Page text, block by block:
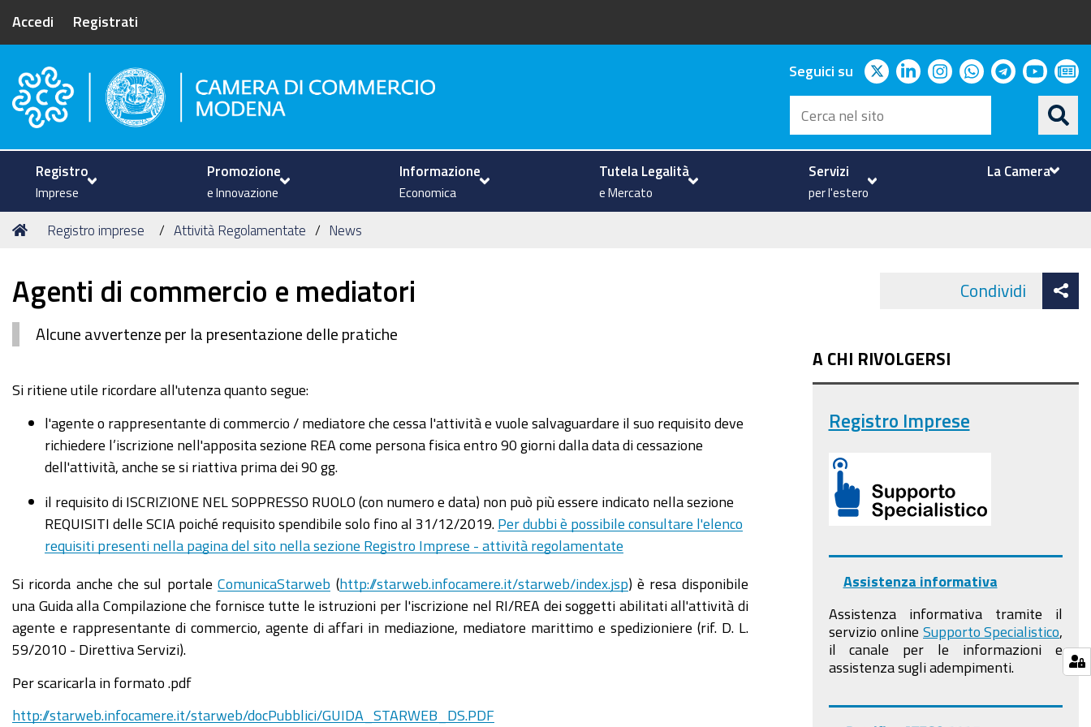
Accedi Registrati
Camera di Commercio di Modena
Seguici su twitterlinkedininstagram
whatsapp
telegram
Cerca
nel
sito
Registro
Imprese
Promozione
e Innovazione
Informazione
Economica
Tutela Legalità
e Mercato
Servizi
per l'estero
La Camera
Tu
Home
Registro imprese Attività Regolamentate News
Agenti di commercio e mediatori
Alcune avvertenze per la presentazione delle pratiche
Si ritiene utile ricordare all'utenza quanto segue:
l'agente o rappresentante di commercio / mediatore che cessa l'attività e vuole salvaguardare il suo requisito deve
richiedere l’iscrizione nell'apposita sezione REA come persona fisica entro 90 giorni dalla data di cessazione
dell'attività, anche se si riattiva prima dei 90 gg.
il requisito di ISCRIZIONE NEL SOPPRESSO RUOLO (con numero e data) non può più essere indicato nella sezione
REQUISITI delle SCIA poiché requisito spendibile solo fino al 31/12/2019. Per dubbi è possibile consultare l'elenco
requisiti presenti nella pagina del sito nella sezione Registro Imprese - attività regolamentate
Si ricorda anche che sul portaleComunicaStarweb (http://starweb.infocamere.it/starweb/index.jsp) è resa disponibile
una Guida alla Compilazione che fornisce tutte le istruzioni per l'iscrizione nel RI/REA dei soggetti abilitati all'attività di
agente e rappresentante di commercio, agente di affari in mediazione, mediatore marittimo e spedizioniere (rif. D. L.
59/2010 - Direttiva Servizi).
Per scaricarla in formato .pdf
http://starweb.infocamere.it/starweb/docPubblici/GUIDA_STARWEB_DS.PDF
Condividi
A CHI RIVOLGERSI
Registro Imprese
Assistenza informativa
Assistenza informativa tramite il
servizio online Supporto Specialistico
il canale per le informazioni e
assistenza sugli adempimenti.